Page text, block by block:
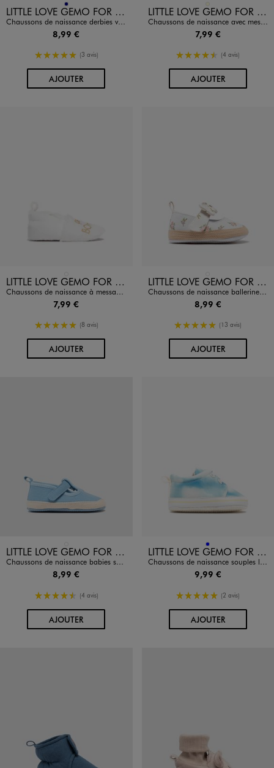
Disponible en 1 coloris
MARINE LITTLE LOVE GEMO FOR GOOD
Chaussons de naissance derbies vernies à lacets bébé
8,99 €
5/5 de moyenne
(3 avis)
AJOUTERAU PANIER
Disponible en 1 coloris LITTLE LOVE GEMO FOR GOOD
Chaussons de naissance avec message brodé - Little Love
7,99 €
4.5/5 de moyenne
(4 avis)
AJOUTERAU PANIER
Disponible en 1 coloris LITTLE LOVE GEMO FOR GOOD
Chaussons de naissance à message pailleté bébé
7,99 €
5/5 de moyenne
(8 avis)
AJOUTERAU PANIER
Disponible en 1 coloris LITTLE LOVE GEMO FOR GOOD
Chaussons de naissance ballerines fleuries à fleurs bébé fille
8,99 €
5/5 de moyenne
(13 avis)
AJOUTERAU PANIER
Disponible en 1 coloris LITTLE LOVE GEMO FOR GOOD
Chaussons de naissance babies souples à scratch
8,99 €
4.5/5 de moyenne
(4 avis)
AJOUTERAU PANIER
Disponible en 1 coloris
BLEU LITTLE LOVE GEMO FOR GOOD
Chaussons de naissance souples look baskets bébé garçon
9,99 €
5/5 de moyenne
(2 avis)
AJOUTERAU PANIER